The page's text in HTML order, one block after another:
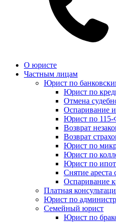
О юристе
Частным лицам
Юрист по
Юрист по
Отмена
Оспаривание
Юрист по 115-
Возврат
Возврат
Юрист по
Юрист по
Юрист по
Снятие ареста
Оспаривание
Платная
Юрист по
Семейный юрист
Юрист по